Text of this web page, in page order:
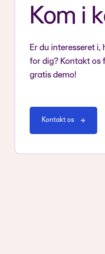
Kom i
Er du interesseret
for dig? Kontakt os
gratis demo!
Kontakt os